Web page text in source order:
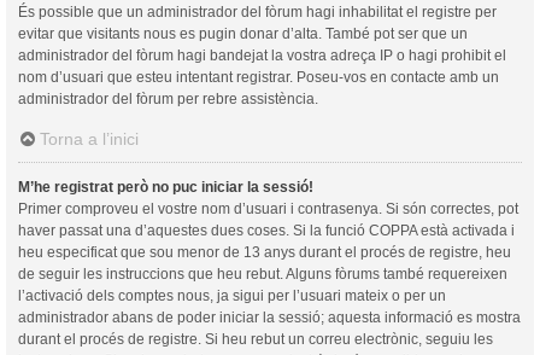
És possible que un administrador del fòrum hagi inhabilitat el registre per
evitar que visitants nous es pugin donar d’alta. També pot ser que un
administrador del fòrum hagi bandejat la vostra adreça IP o hagi prohibit el
nom d’usuari que esteu intentant registrar. Poseu-vos en contacte amb un
administrador del fòrum per rebre assistència.
Torna a l’inici
M’he registrat però no puc iniciar la sessió!
Primer comproveu el vostre nom d’usuari i contrasenya. Si són correctes, pot
haver passat una d’aquestes dues coses. Si la funció COPPA està activada i
heu especificat que sou menor de 13 anys durant el procés de registre, heu
de seguir les instruccions que heu rebut. Alguns fòrums també requereixen
l’activació dels comptes nous, ja sigui per l’usuari mateix o per un
administrador abans de poder iniciar la sessió; aquesta informació es mostra
durant el procés de registre. Si heu rebut un correu electrònic, seguiu les